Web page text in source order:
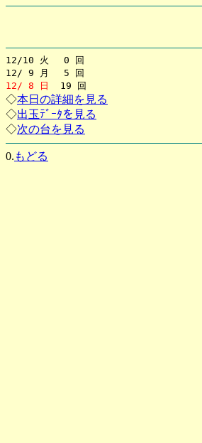
12/10 火 0 回
12/ 9 月 5 回
12/ 8 日
19 回
◇本日の詳細を見る
◇出玉ﾃﾞｰﾀを見る
◇次の台を見る
0. もどる